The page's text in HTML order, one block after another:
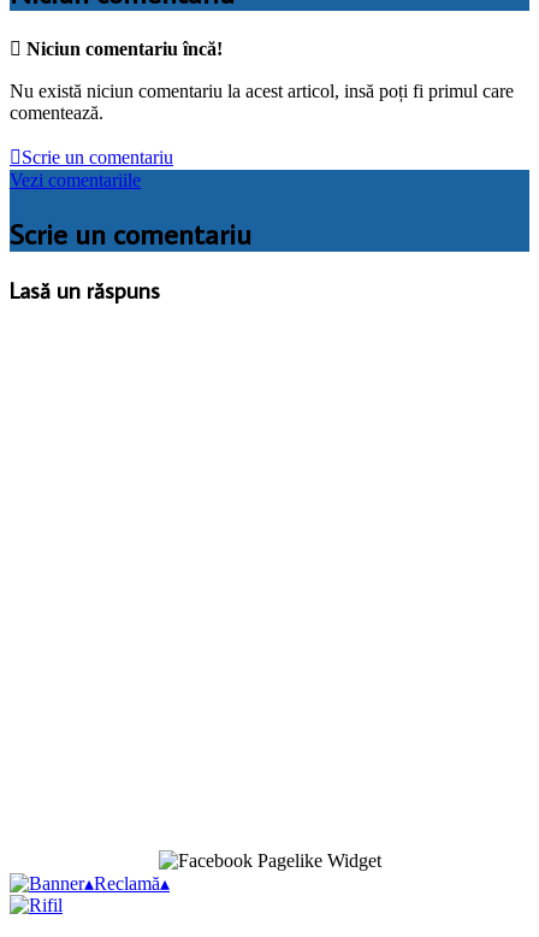
 Niciun comentariu încă!
Nu există niciun comentariu la acest articol, insă poți fi primul care
comentează.
Scrie un comentariu
Vezi comentariile
Scrie un comentariu
Lasă un răspuns
▴Reclamă▴